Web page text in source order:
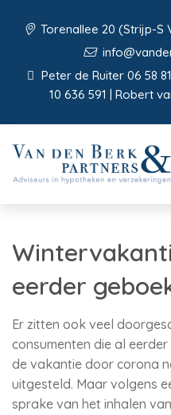
Torenallee 20 (Strijp-S
Peter de Ruiter 06 58
10 636 591 | Robert
eerder
Er zitten ook veel
consumenten die al
de vakantie door corona
uitgesteld. Maar volgens
sprake van het inhalen